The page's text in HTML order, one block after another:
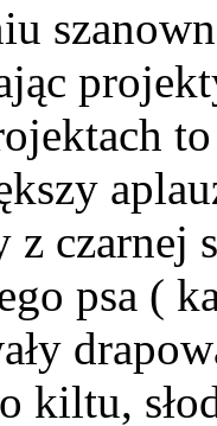
z czarnej
psa (
kiltu,